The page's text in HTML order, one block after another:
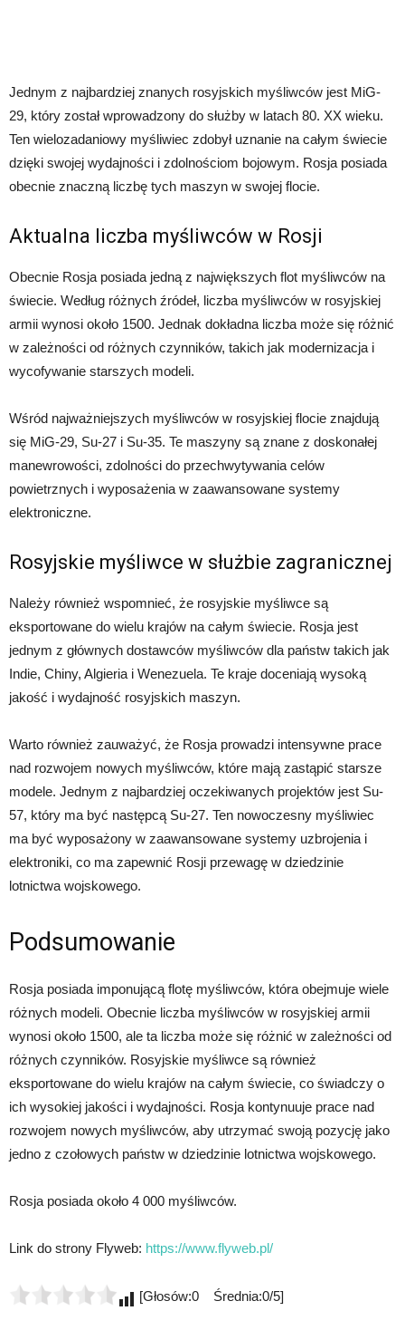
Jednym z najbardziej znanych rosyjskich myśliwców jest MiG-
29, który został wprowadzony do służby w latach 80. XX wieku.
Ten wielozadaniowy myśliwiec zdobył uznanie na całym świecie
dzięki swojej wydajności i zdolnościom bojowym. Rosja posiada
obecnie znaczną liczbę tych maszyn w swojej flocie.
Aktualna liczba myśliwców w Rosji
Obecnie Rosja posiada jedną z największych flot myśliwców na
świecie. Według różnych źródeł, liczba myśliwców w rosyjskiej
armii wynosi około 1500. Jednak dokładna liczba może się różnić
w zależności od różnych czynników, takich jak modernizacja i
wycofywanie starszych modeli.
Wśród najważniejszych myśliwców w rosyjskiej flocie znajdują
się MiG-29, Su-27 i Su-35. Te maszyny są znane z doskonałej
manewrowości, zdolności do przechwytywania celów
powietrznych i wyposażenia w zaawansowane systemy
elektroniczne.
Rosyjskie myśliwce w służbie zagranicznej
Należy również wspomnieć, że rosyjskie myśliwce są
eksportowane do wielu krajów na całym świecie. Rosja jest
jednym z głównych dostawców myśliwców dla państw takich jak
Indie, Chiny, Algieria i Wenezuela. Te kraje doceniają wysoką
jakość i wydajność rosyjskich maszyn.
Warto również zauważyć, że Rosja prowadzi intensywne prace
nad rozwojem nowych myśliwców, które mają zastąpić starsze
modele. Jednym z najbardziej oczekiwanych projektów jest Su-
57, który ma być następcą Su-27. Ten nowoczesny myśliwiec
ma być wyposażony w zaawansowane systemy uzbrojenia i
elektroniki, co ma zapewnić Rosji przewagę w dziedzinie
lotnictwa wojskowego.
Podsumowanie
Rosja posiada imponującą flotę myśliwców, która obejmuje wiele
różnych modeli. Obecnie liczba myśliwców w rosyjskiej armii
wynosi około 1500, ale ta liczba może się różnić w zależności od
różnych czynników. Rosyjskie myśliwce są również
eksportowane do wielu krajów na całym świecie, co świadczy o
ich wysokiej jakości i wydajności. Rosja kontynuuje prace nad
rozwojem nowych myśliwców, aby utrzymać swoją pozycję jako
jedno z czołowych państw w dziedzinie lotnictwa wojskowego.
Rosja posiada około 4 000 myśliwców.
Link do strony Flyweb: https://www.flyweb.pl/
[Głosów:0 Średnia:0/5]